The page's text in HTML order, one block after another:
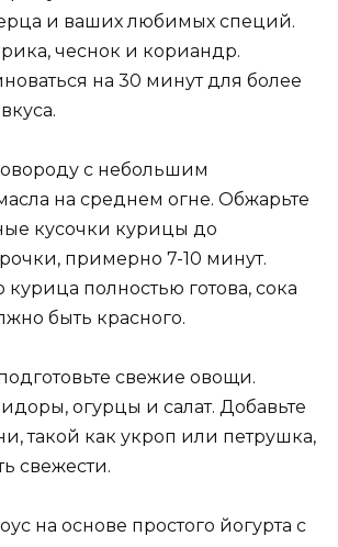
и ваших любимых специй.
чеснок и кориандр.
на 30 минут для более
с небольшим
на среднем огне. Обжарьте
кусочки курицы до
примерно 7-10 минут.
курица полностью готова, сока
быть красного.
свежие овощи.
огурцы и салат. Добавьте
такой как укроп или петрушка,
свежести.
на основе простого йогурта с